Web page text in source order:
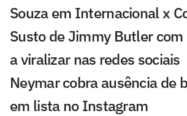
Souza em Internacional x
Susto de Jimmy Butler
a viralizar nas redes sociais
Neymar cobra ausência de
em lista no Instagram